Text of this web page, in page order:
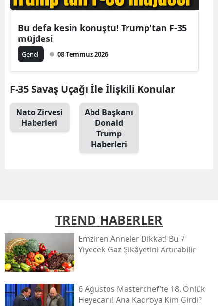
Bu defa kesin konuştu! Trump'tan F-35
müjdesi
Genel 08 Temmuz 2026
F-35 Savaş Uçağı İle İlişkili Konular
Nato Zirvesi
Haberleri
Abd Başkanı
Donald
Trump
Haberleri
TREND HABERLER
Emziren Anneler Dikkat! Bu 7
Yiyecek Gaz Şikâyetini Artırabilir
6 Ağustos Masterchef’te 18. Önlük
Heyecanı! Ana Kadroya Kim Girdi?